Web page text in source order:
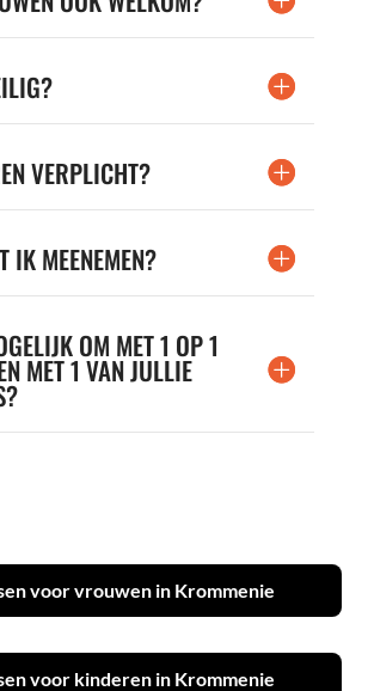
VERPLICHT?
IK MEENEMEN?
OM MET 1 OP 1
MET 1 VAN JULLIE
voor vrouwen in Krommenie
voor kinderen in Krommenie